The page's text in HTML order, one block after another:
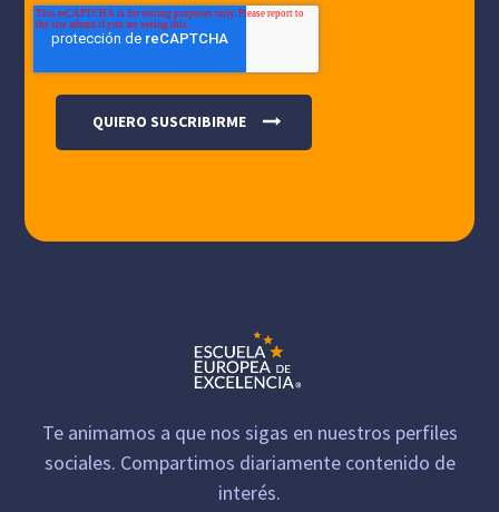
Te animamos a que nos sigas en nuestros perfiles
sociales. Compartimos diariamente contenido de
interés.